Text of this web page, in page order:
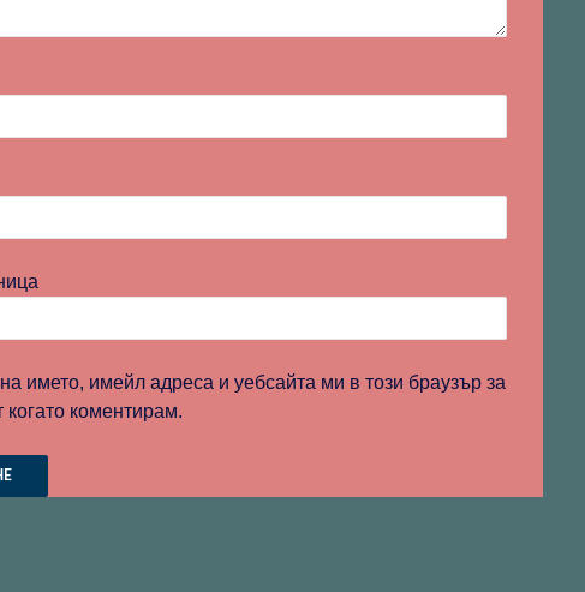
името, имейл адреса и уебсайта ми в този браузър за
коментирам.